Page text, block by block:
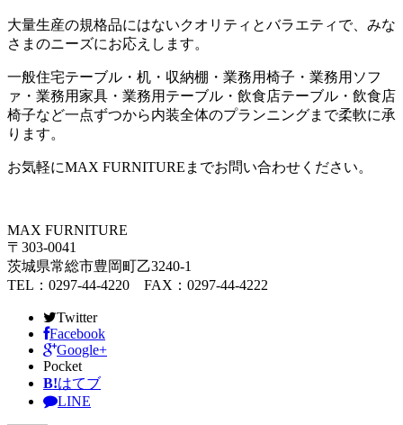
大量生産の規格品にはないクオリティとバラエティで、みな
さまのニーズにお応えします。
一般住宅テーブル・机・収納棚・業務用椅子・業務用ソフ
ァ・業務用家具・業務用テーブル・飲食店テーブル・飲食店
椅子など一点ずつから内装全体のプランニングまで柔軟に承
ります。
お気軽にMAX FURNITURE までお問い合わせください。
MAX FURNITURE
〒303-0041
茨城県常総市豊岡町乙3240-1
TEL：0297-44-4220 FAX：0297-44-4222
Twitter
Facebook
Google+
Pocket
B!はてブ
LINE